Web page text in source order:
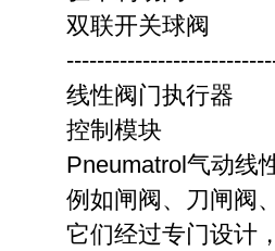
双联开关球阀
线性阀门执行器
控制模块
Pneumatrol气动线
例如闸阀、刀闸阀
它们经过专门设计